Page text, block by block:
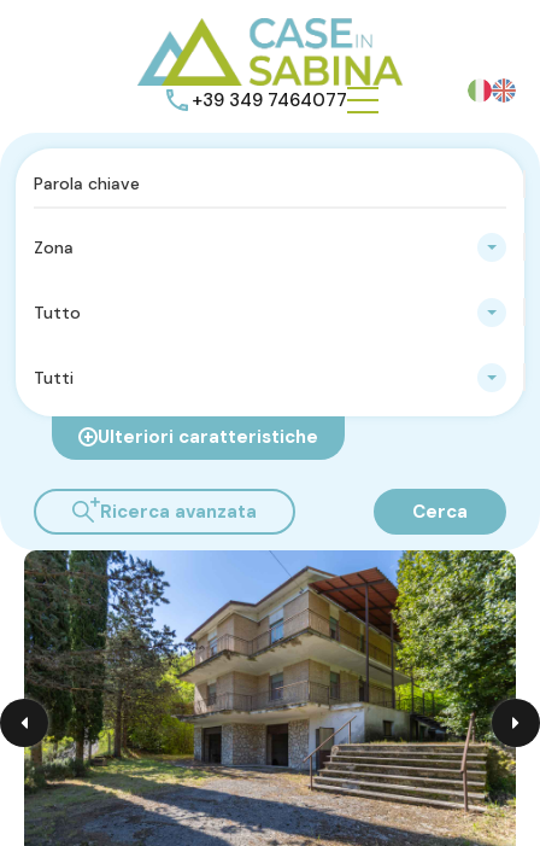
+39 349 7464077
Zona
Tutto
Tutti
Ulteriori caratteristiche
Ricerca avanzata Cerca